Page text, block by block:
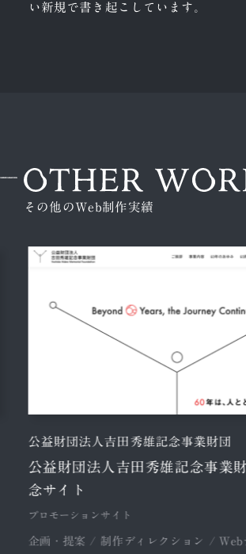
い新規で書き起こしています。
その他のWeb制作実績
公益財団法人吉田秀雄記念事業財団
公益財団法人吉田秀雄記念事業
念サイト
プロモーションサイト
企画・提案 / 制作ディレクション /